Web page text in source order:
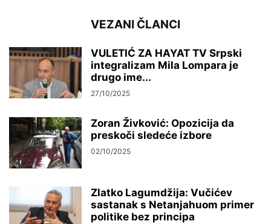
VEZANI ČLANCI
VULETIĆ ZA HAYAT TV Srpski
integralizam Mila Lompara je
drugo ime...
27/10/2025
Zoran Živković: Opozicija da
preskoči sledeće izbore
02/10/2025
Zlatko Lagumdžija: Vučićev
sastanak s Netanjahuom primer
politike bez principa